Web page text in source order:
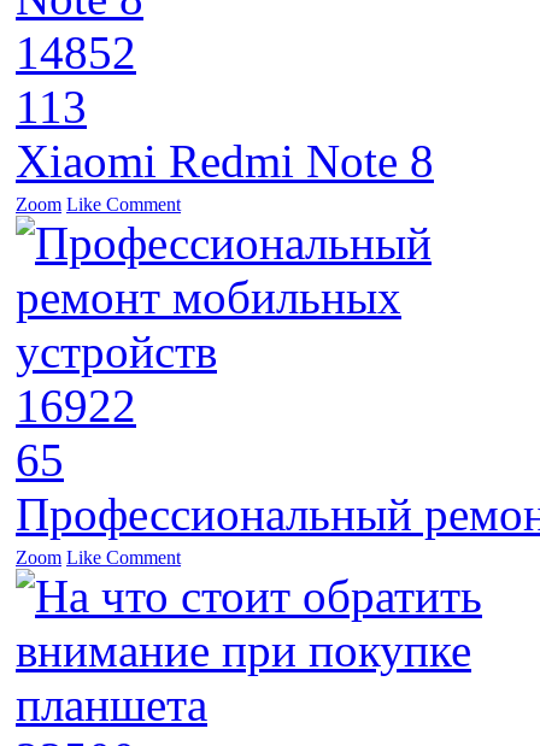
14852
113
Xiaomi Redmi Note 8
Zoom Like Comment
16922
65
Профессиональный
Zoom Like Comment